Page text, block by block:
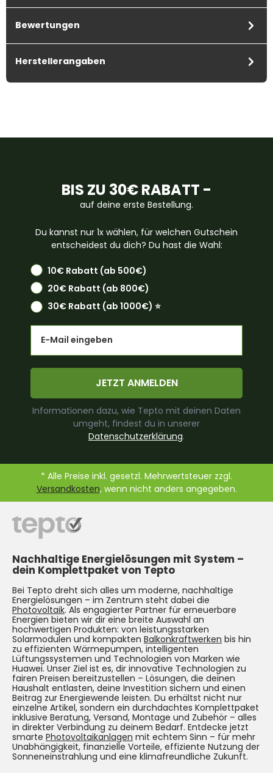
Bewertungen
Herstellerangaben
BIS ZU 30€ RABATT -
auf deine erste Bestellung.
Du kannst nur 1x wählen, für welchen Gutschein
entscheidest du dich? Du hast die Wahl:
10€ Rabatt (ab 500€)
20€ Rabatt (ab 800€)
30€ Rabatt (ab 1000€) ⭐️
JETZT ANMELDEN
Informationen dazu, wie Tepto mit deinen Daten
umgeht, findest du in unserer
Datenschutzerklärung.
* Alle Preise inkl. gesetzl. Mehrwertsteuer zzgl.
Versandkosten, wenn nicht anders angegeben.
Nachhaltige Energielösungen mit System –
dein Komplettpaket von Tepto
Bei Tepto dreht sich alles um moderne, nachhaltige
Energielösungen – im Zentrum steht dabei die
Photovoltaik. Als engagierter Partner für erneuerbare
Energien bieten wir dir eine breite Auswahl an
hochwertigen Produkten: von leistungsstarken
Solarmodulen und kompakten Balkonkraftwerken bis hin
zu effizienten Wärmepumpen, intelligenten
Lüftungssystemen und Technologien von Marken wie
Huawei. Unser Ziel ist es, dir innovative Technologien zu
fairen Preisen bereitzustellen – Lösungen, die deinen
Haushalt entlasten, deine Investition sichern und einen
Beitrag zur Energiewende leisten. Du erhältst nicht nur
einzelne Artikel, sondern ein durchdachtes Komplettpaket
inklusive Beratung, Versand, Montage und Zubehör – alles
in direkter Verbindung zu deinem Bedarf. Entdecke jetzt
smarte Photovoltaikanlagen mit echtem Sinn – für mehr
Unabhängigkeit, finanzielle Vorteile, effiziente Nutzung der
Sonneneinstrahlung und eine klimafreundliche Zukunft.